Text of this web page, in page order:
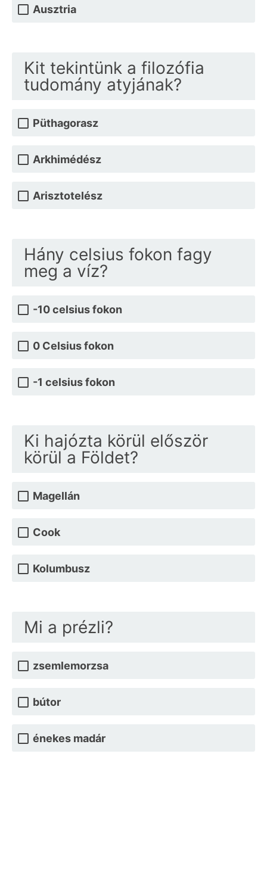
Ausztria
Kit tekintünk a filozófia
tudomány atyjának?
Püthagorasz
Arkhimédész
Arisztotelész
Hány celsius fokon fagy
meg a víz?
-10 celsius fokon
0 Celsius fokon
-1 celsius fokon
Ki hajózta körül először
körül a Földet?
Magellán
Cook
Kolumbusz
Mi a prézli?
zsemlemorzsa
bútor
énekes madár